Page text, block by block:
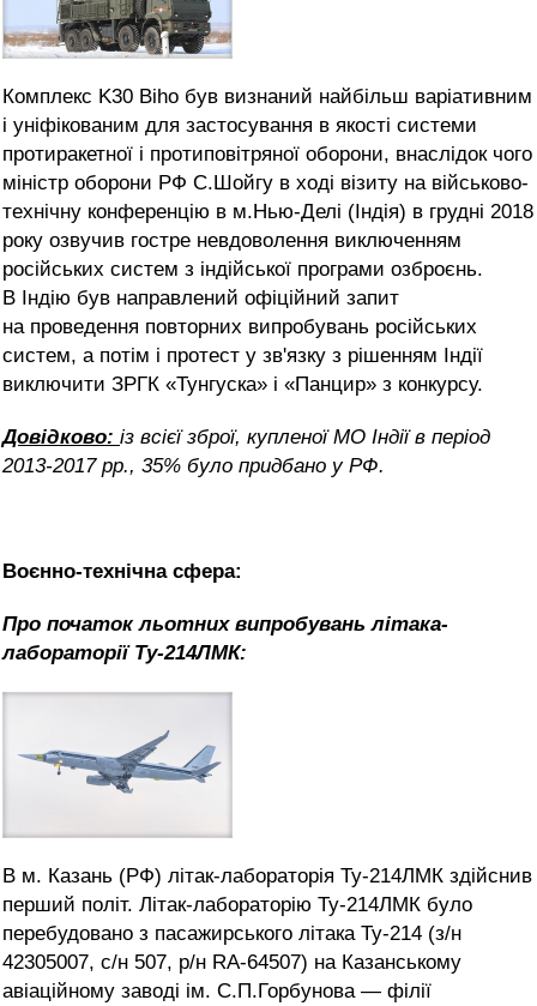
Комплекс K30 Biho був визнаний найбільш варіативним
і уніфікованим для застосування в якості системи
протиракетної і протиповітряної оборони, внаслідок чого
міністр оборони РФ С.Шойгу в ході візиту на військово-
технічну конференцію в м.Нью-Делі (Індія) в грудні 2018
року озвучив гостре невдоволення виключенням
російських систем з індійської програми озброєнь.
В Індію був направлений офіційний запит
на проведення повторних випробувань російських
систем, а потім і протест у зв'язку з рішенням Індії
виключити ЗРГК «Тунгуска» і «Панцир» з конкурсу.
Довідково: із всієї зброї, купленої МО Індії в період
2013-2017 рр., 35% було придбано у РФ.
Воєнно-технічна сфера:
Про початок льотних випробувань літака-
лабораторії Ту-214ЛМК:
В м. Казань (РФ) літак-лабораторія Ту-214ЛМК здійснив
перший політ. Літак-лабораторію Ту-214ЛМК було
перебудовано з пасажирського літака Ту-214 (з/н
42305007, с/н 507, р/н RA-64507) на Казанському
авіаційному заводі ім. С.П.Горбунова — філії